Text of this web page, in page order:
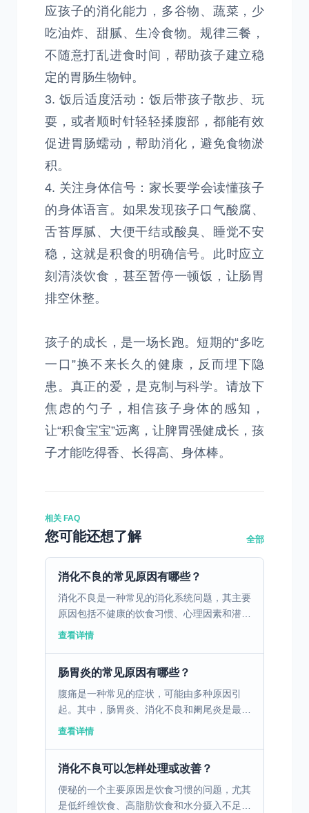
应孩子的消化能力，多谷物、蔬菜，少
吃油炸、甜腻、生冷食物。规律三餐，
不随意打乱进食时间，帮助孩子建立稳
定的胃肠生物钟。
3. 饭后适度活动：饭后带孩子散步、玩
耍，或者顺时针轻轻揉腹部，都能有效
促进胃肠蠕动，帮助消化，避免食物淤
积。
4. 关注身体信号：家长要学会读懂孩子
的身体语言。如果发现孩子口气酸腐、
舌苔厚腻、大便干结或酸臭、睡觉不安
稳，这就是积食的明确信号。此时应立
刻清淡饮食，甚至暂停一顿饭，让肠胃
排空休整。
孩子的成长，是一场长跑。短期的“多吃
一口”换不来长久的健康，反而埋下隐
患。真正的爱，是克制与科学。请放下
焦虑的勺子，相信孩子身体的感知，
让“积食宝宝”远离，让脾胃强健成长，孩
子才能吃得香、长得高、身体棒。
相关 FAQ
您可能还想了解 全部
消化不良的常见原因有哪些？
消化不良是一种常见的消化系统问题，其主要
原因包括不健康的饮食习惯、心理因素和潜在
的疾病。不健康的饮食习惯，如暴饮暴食、进
查看详情
肠胃炎的常见原因有哪些？
腹痛是一种常见的症状，可能由多种原因引
起。其中，肠胃炎、消化不良和阑尾炎是最常
见的三个原因。肠胃炎是由病毒、细菌或寄生
查看详情
消化不良可以怎样处理或改善？
便秘的一个主要原因是饮食习惯的问题，尤其
是低纤维饮食、高脂肪饮食和水分摄入不足。